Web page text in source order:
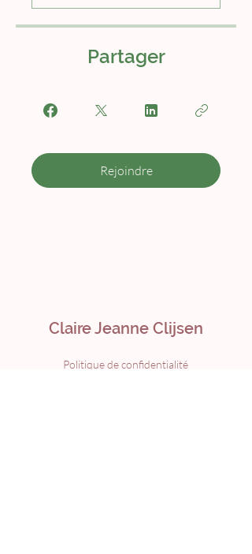
Partager
Rejoindre
Claire Jeanne Clijsen
Politique de confidentialité